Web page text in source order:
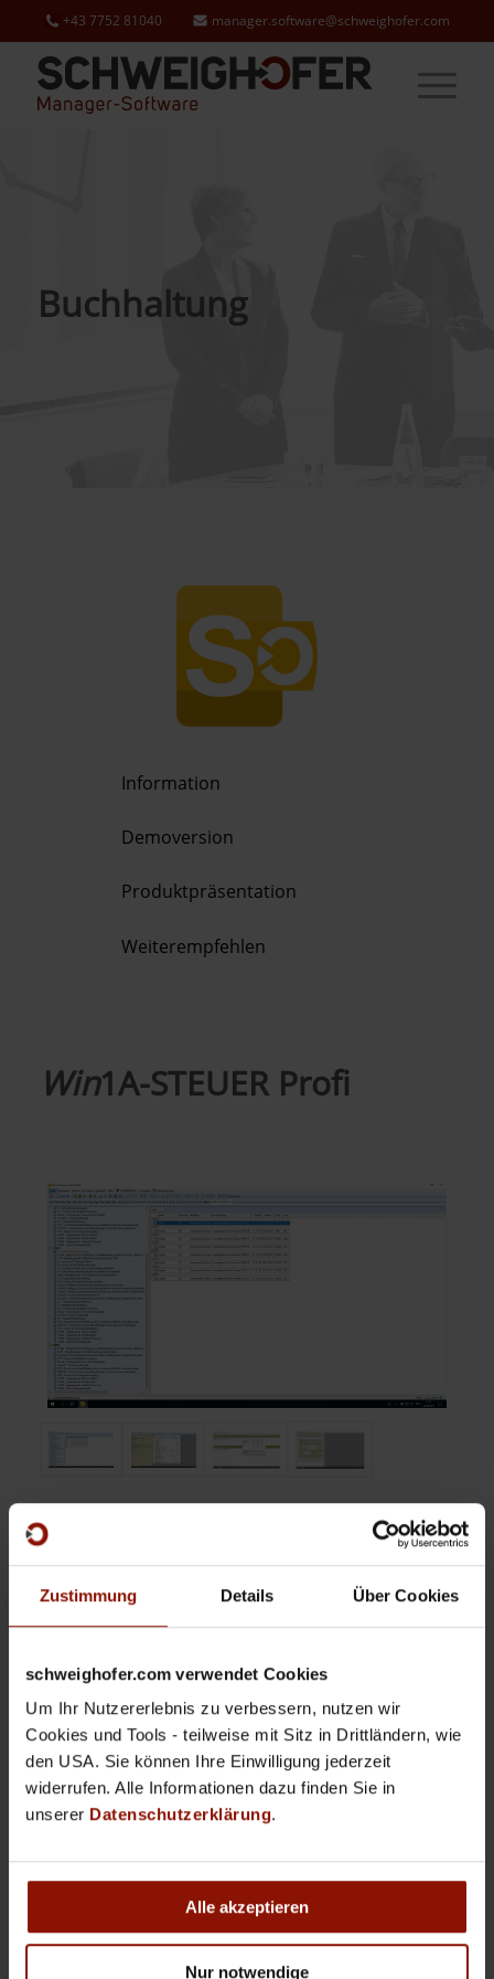
Zustimmung Details Über Cookies
schweighofer.com verwendet Cookies
Um Ihr Nutzererlebnis zu verbessern, nutzen wir
Cookies und Tools - teilweise mit Sitz in Drittländern, wie
den USA. Sie können Ihre Einwilligung jederzeit
widerrufen. Alle Informationen dazu finden Sie in
unserer Datenschutzerklärung.
Alle akzeptieren
Nur notwendige
+43 7752 81040 manager.software@schweighofer.com
Buchhaltung
Information
Demoversion
Produktpräsentation
Weiterempfehlen
Win1A-STEUER Profi
ab € 980,00
JETZT KAUFEN
VIDEO
Nur für Österreich!
Zusätzlich zur Standard-Version
zusätzlich die Möglichkeit der
Jahresabschlussesan das Firmenbuchgericht
und an die FINANZ (E-Bilanz) sowie der
Rückerstattung der Vorsteueraus dem (EU-)
Ausland. Zusätzlich können XML-Dateien aus